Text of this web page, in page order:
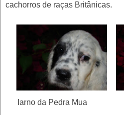
cachorros de raças Britânicas.
Iarno da Pedra Mua